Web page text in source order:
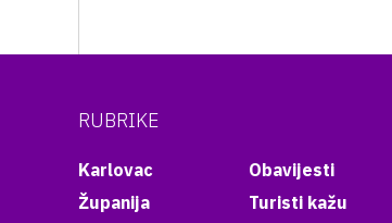
RUBRIKE
Karlovac
Županija
Obavijesti
Turisti kažu